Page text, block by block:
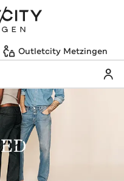
Outletcity Metzingen